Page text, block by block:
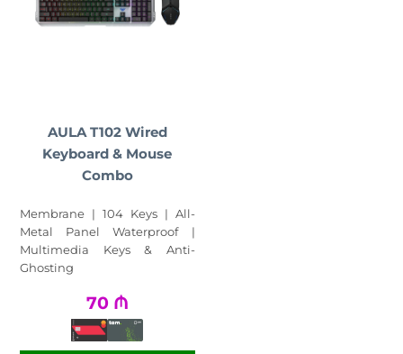
AULA T102 Wired
Keyboard & Mouse
Combo
Membrane | 104 Keys | All-
Metal Panel Waterproof |
Multimedia Keys & Anti-
Ghosting
70 ₼